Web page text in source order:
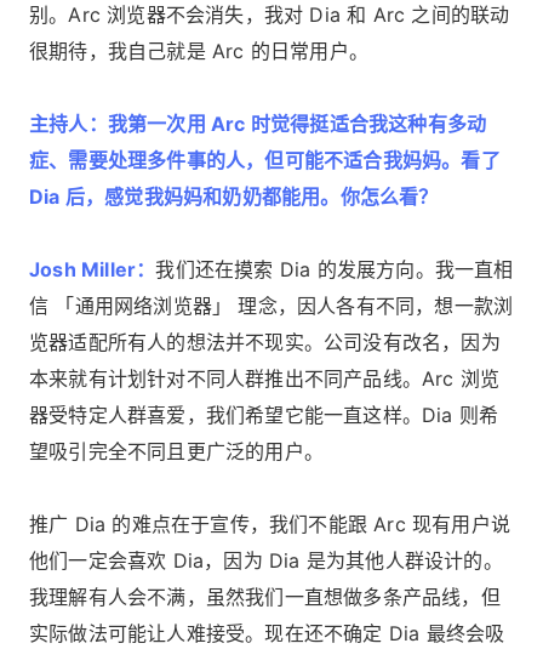
别。Arc 浏览器不会消失，我对 Dia 和 Arc 之间的联动
很期待，我自己就是 Arc 的日常用户。
主持人：我第一次用 Arc 时觉得挺适合我这种有多动
症、需要处理多件事的人，但可能不适合我妈妈。看了
Dia 后，感觉我妈妈和奶奶都能用。你怎么看？
Josh Miller：我们还在摸索 Dia 的发展方向。我一直相
信 「通用网络浏览器」 理念，因人各有不同，想一款浏
览器适配所有人的想法并不现实。公司没有改名，因为
本来就有计划针对不同人群推出不同产品线。Arc 浏览
器受特定人群喜爱，我们希望它能一直这样。Dia 则希
望吸引完全不同且更广泛的用户。
推广 Dia 的难点在于宣传，我们不能跟 Arc 现有用户说
他们一定会喜欢 Dia，因为 Dia 是为其他人群设计的。
我理解有人会不满，虽然我们一直想做多条产品线，但
实际做法可能让人难接受。现在还不确定 Dia 最终会吸